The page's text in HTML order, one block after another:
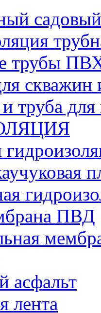
трубы
скважин
труба для
ПВД
асфальт
лента